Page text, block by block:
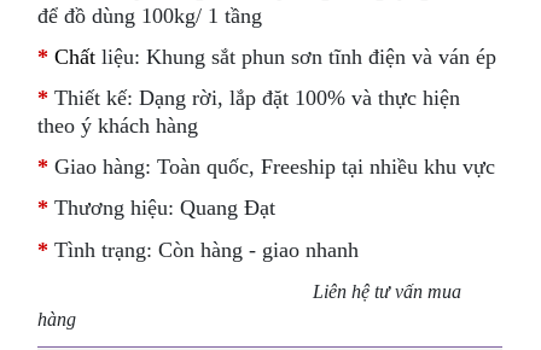
để đồ dùng 100kg/ 1 tầng
*Chất liệu: Khung sắt phun sơn tĩnh điện và ván ép
*Thiết kế: Dạng rời, lắp đặt 100% và thực hiện
theo ý khách hàng
*Giao hàng: Toàn quốc, Freeship tại nhiều khu vực
*Thương hiệu: Quang Đạt
*Tình trạng: Còn hàng - giao nhanh
Liên hệ tư vấn mua
hàng